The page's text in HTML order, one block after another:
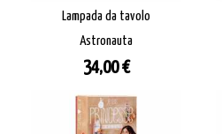
Lampada da tavolo
Astronauta
Prezzo
34,00 €